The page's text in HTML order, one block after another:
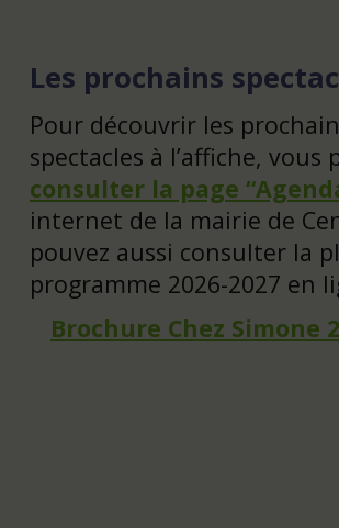
Les prochains
Pour découvrir les
spectacles à l’affiche, vous
consulter la page
internet de la mairie de
pouvez aussi consulter la
programme 2026-2027 en
Brochure Chez Simone